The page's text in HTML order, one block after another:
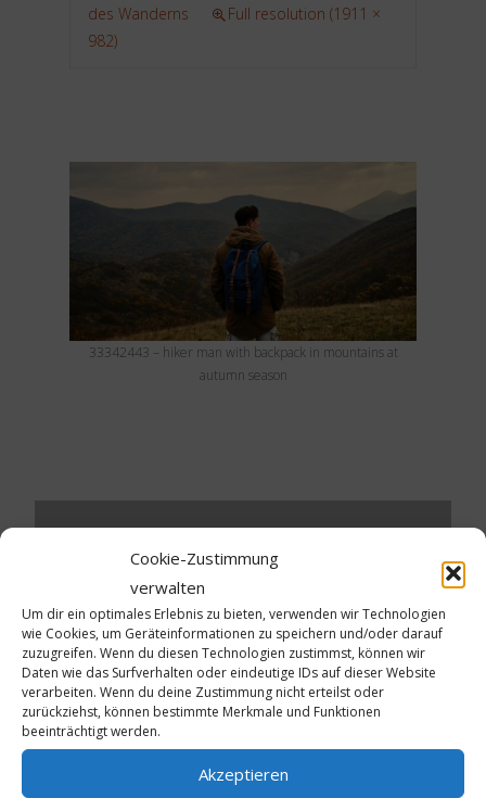
Cookie-Zustimmung
verwalten
Um dir ein optimales Erlebnis zu bieten, verwenden wir Technologien
wie Cookies, um Geräteinformationen zu speichern und/oder darauf
zuzugreifen. Wenn du diesen Technologien zustimmst, können wir
Daten wie das Surfverhalten oder eindeutige IDs auf dieser Website
verarbeiten. Wenn du deine Zustimmung nicht erteilst oder
zurückziehst, können bestimmte Merkmale und Funktionen
beeinträchtigt werden.
Akzeptieren
des Wanderns
Full resolution (1911 ×
982)
33342443 – hiker man with backpack in mountains at
autumn season
Schreibe einen Kommentar
Deine E-Mail-Adresse wird nicht veröffentlicht.
Erforderliche Felder sind mit*markiert
Kommentar *